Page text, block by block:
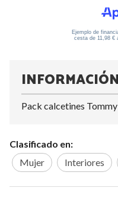
INFORMACIÓN
Pack calcetines
Clasificado en:
Mujer
Interiores